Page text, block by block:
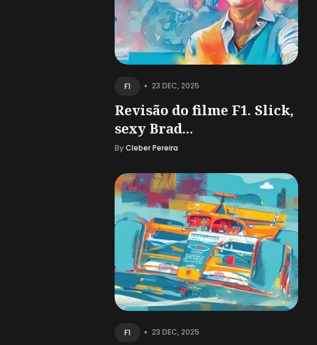
F1 • 23 DEC, 2025
Revisão do filme F1. Slick,
sexy Brad...
ByCleber Pereira
F1 • 23 DEC, 2025